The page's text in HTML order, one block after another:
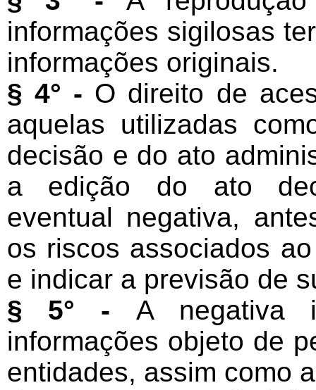
informações sigilosas
informações originais.
§ 4° - O direito de
aquelas utilizadas
decisão e do ato
a edição do ato
eventual negativa,
os riscos associados
e indicar a previsão de
§ 5° - A negativa
informações objeto de
entidades, assim como